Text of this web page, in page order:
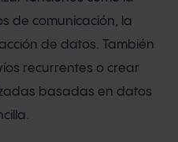
de comunicación, la
de datos. También
recurrentes o crear
basadas en datos